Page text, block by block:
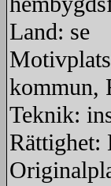
Land: se
kommun,
Teknik:
Rättighet: